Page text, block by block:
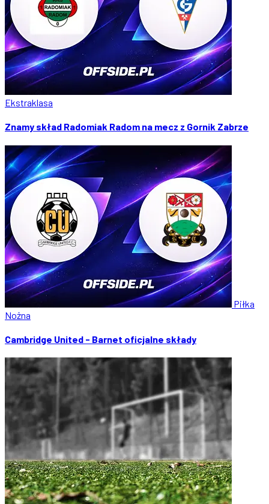
Ekstraklasa
Znamy skład Radomiak Radom na mecz z Gornik Zabrze
Piłka
Nożna
Cambridge United - Barnet oficjalne składy